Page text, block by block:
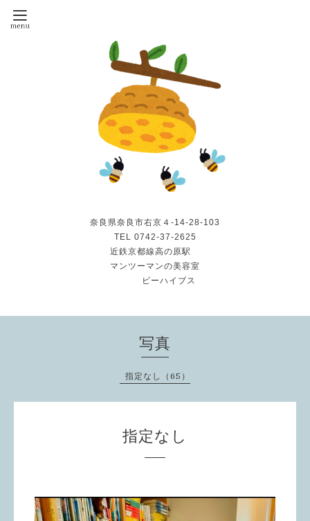
奈良県奈良市右京４-14-28-103
TEL 0742-37-2625
近鉄京都線高の原駅
マンツーマンの美容室
ビーハイブス
写真
指定なし（65）
指定なし